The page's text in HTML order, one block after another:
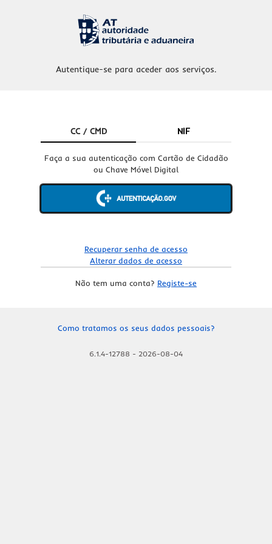
Autentique-se para aceder aos serviços.
CC / CMD NIF
Faça a sua autenticação com Cartão de Cidadão
ou Chave Móvel Digital
Recuperar senha de acesso
Alterar dados de acesso
Não tem uma conta? Registe-se
Como tratamos os seus dados pessoais?
6.1.4-12788 - 2026-08-04